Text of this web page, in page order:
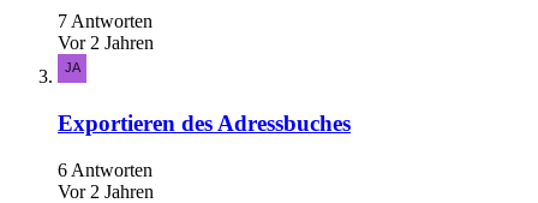
7 Antworten
Vor 2 Jahren
Exportieren des Adressbuches
6 Antworten
Vor 2 Jahren